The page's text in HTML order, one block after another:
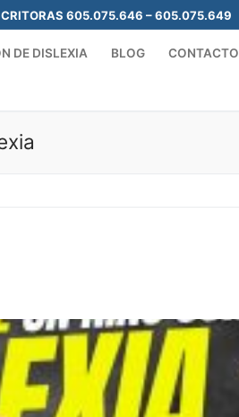
605.075.646 – 605.075.649
DE DISLEXIA BLOG CONTACTO